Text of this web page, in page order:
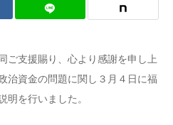
ご支援賜り、心より感謝を申し上
治資金の問題に関し３月４日に福
明を行いました。